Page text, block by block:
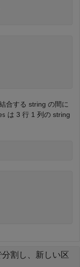
合する string の間に
は 3 行 1 列の string
割し、新しい区